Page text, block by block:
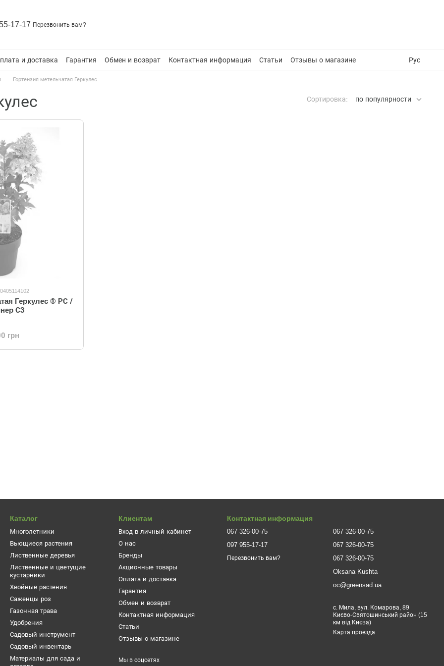
17-17 Перезвонить вам?
и доставка Гарантия Обмен и возврат Контактная информация Статьи Отзывы о магазине Рус
Гортензия метельчатая Геркулес
Сортировка: по популярности
Геркулес ® PC /
C3
грн
Каталог
Многолетники
Вьющиеся растения
Лиственные деревья
Лиственные и цветущие
кустарники
Хвойные растения
Саженцы роз
Газонная трава
Удобрения
Садовый инструмент
Садовый инвентарь
Материалы для сада и
Клиентам
Вход в личный кабинет
О нас
Бренды
Акционные товары
Оплата и доставка
Гарантия
Обмен и возврат
Контактная информация
Статьи
Отзывы о магазине
Мы в соцсетях
Контактная информация
067 326-00-75
097 955-17-17
Перезвонить вам?
067 326-00-75
067 326-00-75
067 326-00-75
Oksana Kushta
oc@greensad.ua
с. Мила, вул. Комарова, 89
Києво-Святошинський район (15
км від Києва)
Карта проезда